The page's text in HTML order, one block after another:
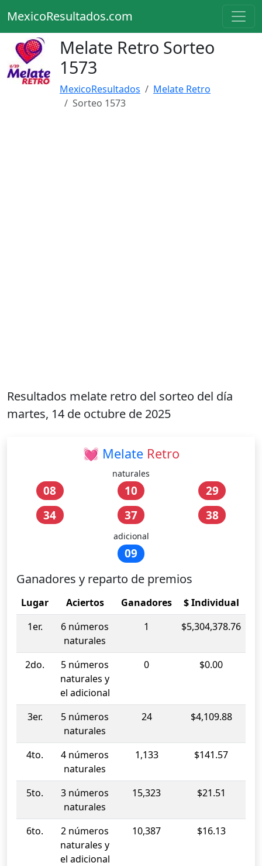
MexicoResultados.com
Melate Retro Sorteo
1573
MexicoResultados
Melate Retro
Sorteo 1573
Resultados melate retro del sorteo del día
martes, 14 de octubre de 2025
💓 Melate Retro
naturales
08 10
29
34
37 38
adicional
09
Ganadores y reparto de premios
Lugar Aciertos Ganadores
$ Individual
1er.
6 números
naturales
1 $5,304,378.76
2do.
5 números
naturales y
el adicional
0 $0.00
3er.
5 números
naturales
24 $4,109.88
4to.
4 números
naturales
1,133 $141.57
5to.
3 números
naturales
15,323 $21.51
6to.
2 números
naturales y
el adicional
10,387 $16.13